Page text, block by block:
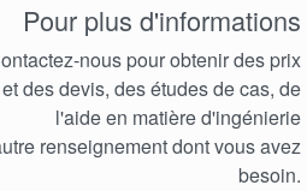
Pour plus d'informations
nous pour obtenir des prix
et des devis, des études de cas, de
l'aide en matière d'ingénierie
renseignement dont vous avez
besoin.